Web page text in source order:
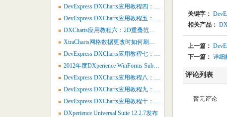
关键字：
相关产品：
上一篇：
下一篇： 详细
评论列表
暂无评论
DevExpress DXCharts应用教程四：创建2D烛台图表
DevExpress DXCharts应用教程五：2D全堆叠图表
DXCharts应用教程六：2D重叠范围条形图
XtraCharts网格数据更改时如何刷新图表
DevExpress DXCharts应用教程七：创建2D点图
2012年度DXperience WinForms Subscription中文视频汇总
DevExpress DXCharts应用教程八：绘制3D面积图
DevExpress DXCharts应用教程九：绘制3D气泡图
DevExpress DXCharts应用教程十：绘制3D柱状图
DXperience Universal Suite 12.2.7发布